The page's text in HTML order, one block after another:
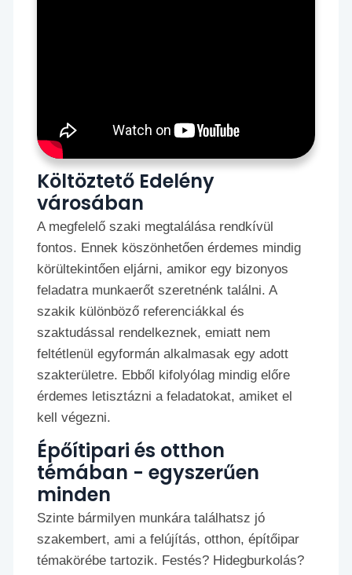
Költöztető Edelény
városában
A megfelelő szaki megtalálása rendkívül
fontos. Ennek köszönhetően érdemes mindig
körültekintően eljárni, amikor egy bizonyos
feladatra munkaerőt szeretnénk találni. A
szakik különböző referenciákkal és
szaktudással rendelkeznek, emiatt nem
feltétlenül egyformán alkalmasak egy adott
szakterületre. Ebből kifolyólag mindig előre
érdemes letisztázni a feladatokat, amiket el
kell végezni.
Épőítipari és otthon
témában - egyszerűen
minden
Szinte bármilyen munkára találhatsz jó
szakembert, ami a felújítás, otthon, építőipar
témakörébe tartozik. Festés? Hidegburkolás?